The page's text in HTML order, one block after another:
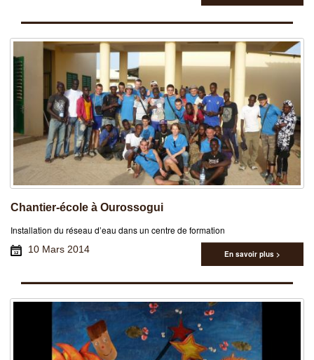
Chantier-école à Ourossogui
Installation du réseau d’eau dans un centre de formation
10 Mars 2014 En savoir plus >